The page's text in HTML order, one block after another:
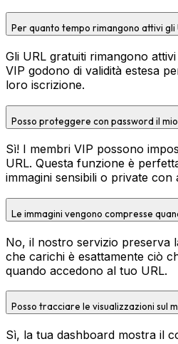
Per quanto tempo rimangono attivi gli
Gli URL gratuiti rimangono
VIP godono di validità estesa
loro iscrizione.
Posso proteggere con password il
Sì! I membri VIP possono
URL. Questa funzione è
immagini sensibili o private
Le immagini vengono compresse
No, il nostro servizio preserva
che carichi è esattamente ciò
quando accedono al tuo URL.
Posso tracciare le visualizzazioni sul
Sì, la tua dashboard mostra il